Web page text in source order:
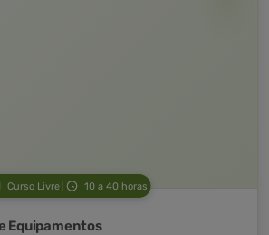
Curso Livre 10 a 40 horas
Equipamentos